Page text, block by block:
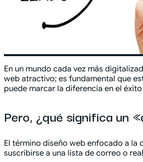
En un mundo cada vez más
web atractivo; es fundamental que
puede marcar la diferencia en el
Pero, ¿qué significa un
El término diseño web enfocado a la
suscribirse a una lista de correo o